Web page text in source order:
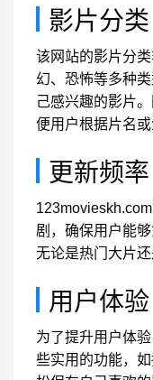
影片分类
该网站的影片分
幻、恐怖等多种
己感兴趣的影片
便用户根据片名或
更新频率
剧，确保用户能
无论是热门大片
用户体验
为了提升用户体
些实用的功能，